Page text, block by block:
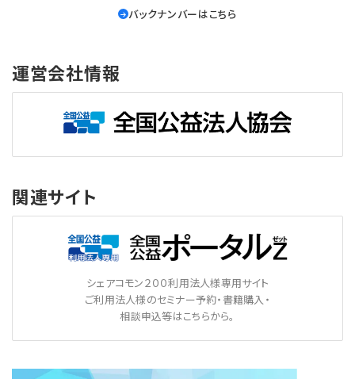
バックナンバーはこちら
運営会社情報
関連サイト
シェアコモン２００利用法人様専用サイト
ご利用法人様のセミナー予約・書籍購入・
相談申込等はこちらから。